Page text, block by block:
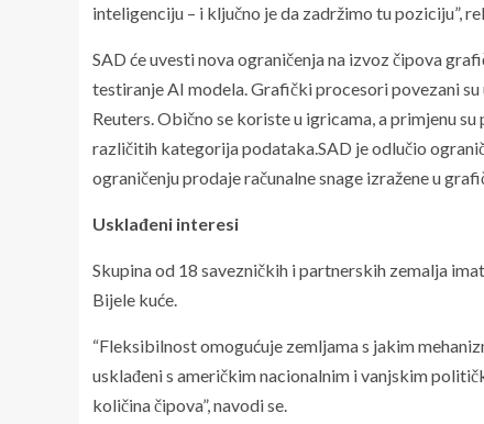
inteligenciju – i ključno je da zadržimo tu poziciju”,
SAD će uvesti nova ograničenja na izvoz čipova
testiranje AI modela. Grafički procesori povezani
Reuters. Obično se koriste u igricama, a primjenu
različitih kategorija podataka.SAD je odlučio
ograničenju prodaje računalne snage izražene u
Usklađeni interesi
Skupina od 18 savezničkih i partnerskih zemalja
Bijele kuće.
“Fleksibilnost omogućuje zemljama s jakim
usklađeni s američkim nacionalnim i vanjskim
količina čipova”, navodi se.